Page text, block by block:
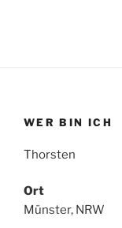
WER BIN ICH
Thorsten
Ort
Münster, NRW